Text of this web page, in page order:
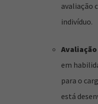
avaliação
indivíduo.
em
para o
está